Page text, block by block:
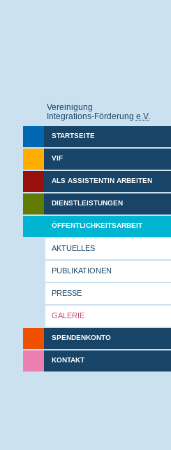
Vereinigung
Integrations-Förderung e.V.
STARTSEITE
VIF
ALS ASSISTENTIN ARBEITEN
DIENSTLEISTUNGEN
ÖFFENTLICHKEITSARBEIT
AKTUELLES
PUBLIKATIONEN
PRESSE
GALERIE
SPENDENKONTO
KONTAKT